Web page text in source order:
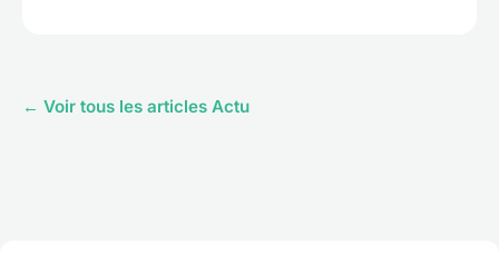
← Voir tous les articles Actu